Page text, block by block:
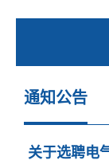
通知公告
关于选聘电